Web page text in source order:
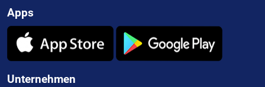
Apps
Unternehmen